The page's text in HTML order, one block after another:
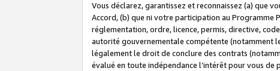
Vous déclarez, garantissez et reconnaissez (a) que
Accord, (b) que ni votre participation au
réglementation, ordre, licence, permis, directive,
autorité gouvernementale compétente (notamment
légalement le droit de conclure des contrats
évalué en toute indépendance l’intérêt pour vous